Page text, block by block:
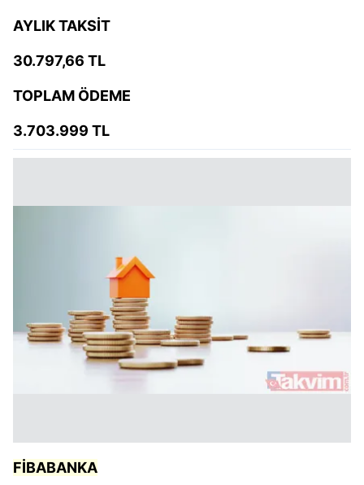
AYLIK TAKSİT
30.797,66 TL
TOPLAM ÖDEME
3.703.999 TL
FİBABANKA